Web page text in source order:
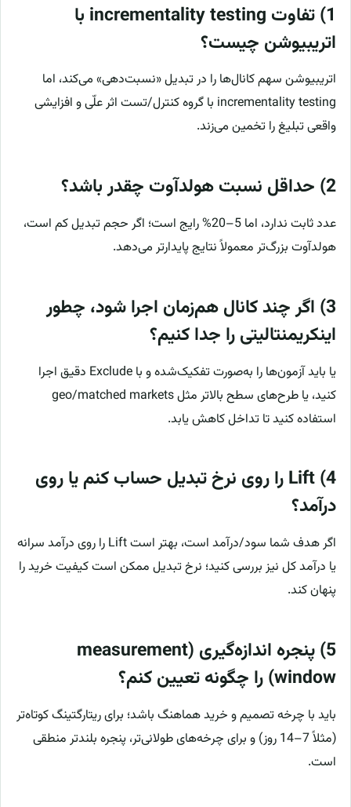
1) تفاوت incrementality testing با
اتریبیوشن چیست؟
اتریبیوشن سهم کانال‌ها را در تبدیل «نسبت‌دهی» می‌کند، اما
incrementality testing با گروه کنترل/تست اثر علّی و افزایشی
واقعی تبلیغ را تخمین می‌زند.
2) حداقل نسبت هولدآوت چقدر باشد؟
عدد ثابت ندارد، اما 5–20% رایج است؛ اگر حجم تبدیل کم است،
هولدآوت بزرگ‌تر معمولاً نتایج پایدارتر می‌دهد.
3) اگر چند کانال هم‌زمان اجرا شود، چطور
اینکریمنتالیتی را جدا کنیم؟
یا باید آزمون‌ها را به‌صورت تفکیک‌شده و با Exclude دقیق اجرا
کنید، یا طرح‌های سطح بالاتر مثل geo/matched markets
استفاده کنید تا تداخل کاهش یابد.
4) Lift را روی نرخ تبدیل حساب کنم یا روی
درآمد؟
اگر هدف شما سود/درآمد است، بهتر است Lift را روی درآمد سرانه
یا درآمد کل نیز بررسی کنید؛ نرخ تبدیل ممکن است کیفیت خرید را
پنهان کند.
5) پنجره اندازه‌گیری (measurement
window) را چگونه تعیین کنم؟
باید با چرخه تصمیم و خرید هماهنگ باشد؛ برای ریتارگتینگ کوتاه‌تر
(مثلاً 7–14 روز) و برای چرخه‌های طولانی‌تر، پنجره بلندتر منطقی
است.